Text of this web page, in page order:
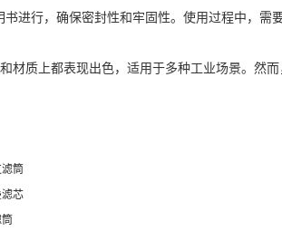
进行，确保密封性和牢固性。使用过程中，
材质上都表现出色，适用于多种工业场景。然
筒
滤芯